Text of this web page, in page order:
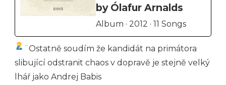
by Ólafur Arnalds
Album · 2012 · 11 Songs
¨Ostatně soudím že kandidát na primátora
slibující odstranit chaos v dopravě je stejně velký
lhář jako Andrej Babis